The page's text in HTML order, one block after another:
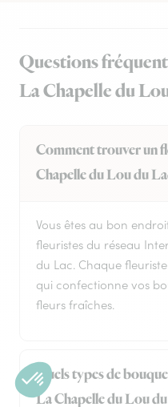
Questions
La Chapelle du
Comment trouver un
Chapelle du Lou du
Vous êtes au bon
fleuristes du réseau
du Lac. Chaque
qui confectionne vos
fleurs fraîches.
Quels types de
La Chapelle du Lou